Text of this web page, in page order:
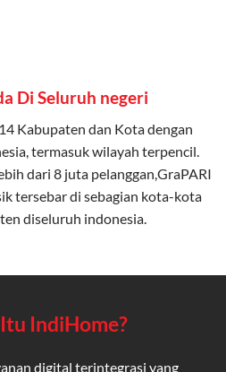
Di Seluruh negeri
Kabupaten dan Kota dengan
termasuk wilayah terpencil.
dari 8 juta pelanggan,GraPARI
tersebar di sebagian kota-kota
diseluruh indonesia.
IndiHome?
digital terintegrasi yang